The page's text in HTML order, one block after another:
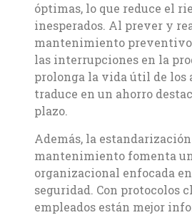
óptimas, lo que reduce el
inesperados. Al prever y
mantenimiento
las interrupciones en la
prolonga la vida útil de los
traduce en un ahorro
plazo.
Además, la estandarización
mantenimiento fomenta
organizacional enfocada
seguridad. Con protocolos
empleados están mejor